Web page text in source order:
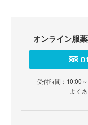
オンライン服
受付時間：10:00
よく